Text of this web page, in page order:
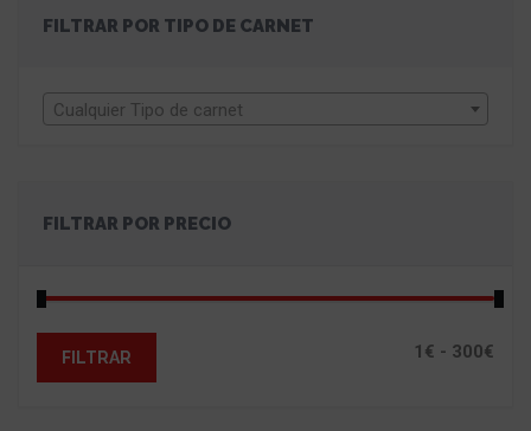
FILTRAR POR TIPO DE CARNET
Cualquier Tipo de carnet
FILTRAR POR PRECIO
FILTRAR